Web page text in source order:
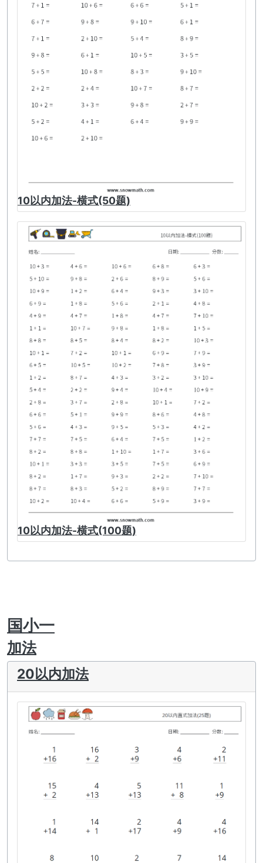
10以内加法-横式(50题)
10以内加法-横式(100题)
国小一
加法
20以内加法